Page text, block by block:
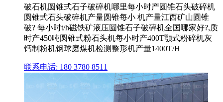
破石机圆锥式石子破碎机哪里每小时产圆锥石头破碎机
圆锥式石头破碎机产量圆锥每小 机产量江西矿山圆锥
破? 每小时t/h磁铁矿液压圆锥石子破碎机全国哪家好?,质
时产450吨圆锥式粉石头机每小时产400T颚式粉碎机灰
钙制粉机钢球磨煤机检测整形机产量1400T/H
联系电话: 180 3780 8511